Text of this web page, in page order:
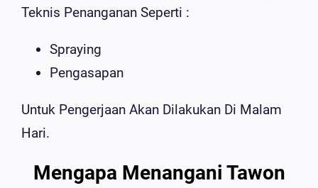
Teknis Penanganan Seperti :
Spraying
Pengasapan
Untuk Pengerjaan Akan Dilakukan Di Malam
Hari.
Mengapa Menangani Tawon